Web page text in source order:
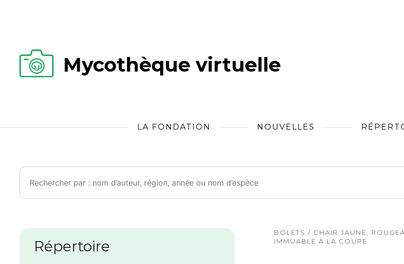
Mycothèque virtuelle
LA FONDATION NOUVELLES
Rechercher :
Répertoire
BOLETS / CHAIR JAUNE,
IMMUABLE À LA COUPE